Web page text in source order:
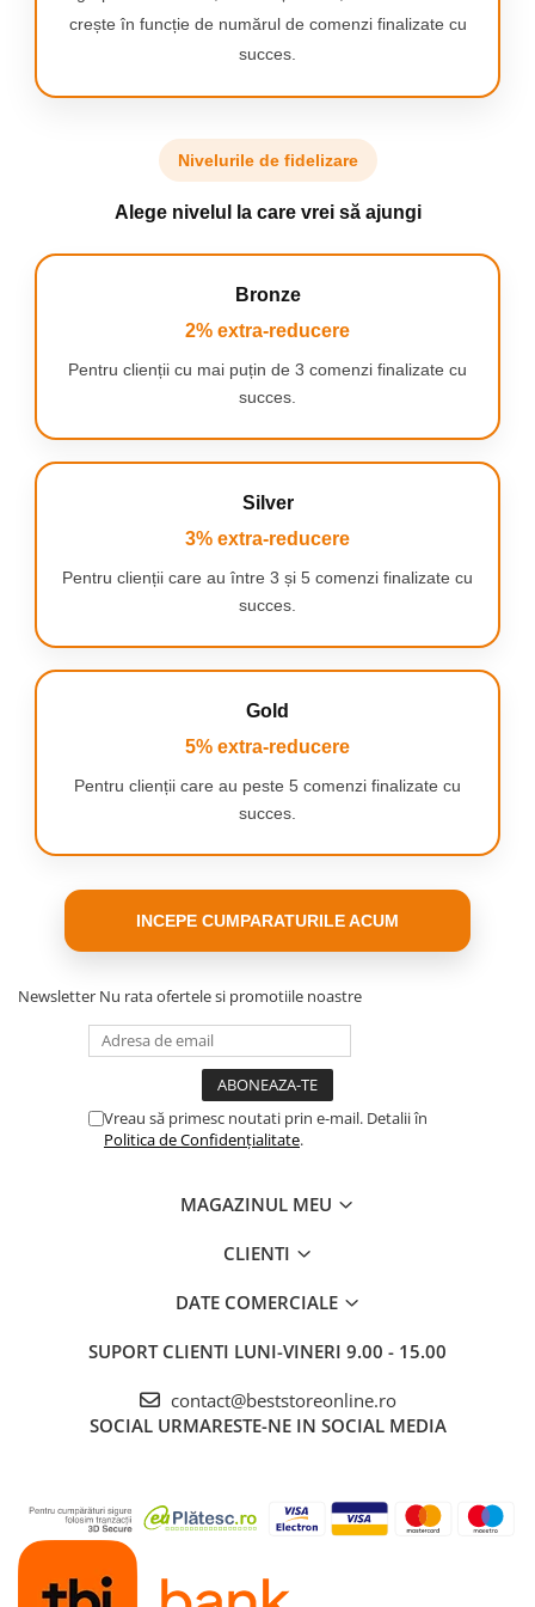
ÎNLOCUIȚI O DATĂ LA 3
Medicii dentiști recomandă
schimbarea capătului de
PERI CARE ÎȘI SCHIMBĂ
semnala când trebuie
înlocuite pentru a maximiza
curățarea.
CULOARE
Capetele de periaj Oral-B de
schimbă culoarea pentru a
înlocuite pentru a maximiza
curățarea.
EXCLUSIV PENTRU
MÂNERELE ORAL-B iO
Obțineți o curățare
periaj exclusiv pentru periuța
crește în funcție de numărul de comenzi finalizate cu
succes.
Nivelurile de fidelizare
Alege nivelul la care vrei să ajungi
Bronze
2% extra-reducere
Pentru clienții cu mai puțin de 3 comenzi finalizate cu
succes.
Silver
3% extra-reducere
Pentru clienții care au între 3 și 5 comenzi finalizate cu
succes.
Gold
5% extra-reducere
Pentru clienții care au peste 5 comenzi finalizate cu
succes.
INCEPE CUMPARATURILE ACUM
Newsletter Nu rata ofertele si promotiile noastre
Vreau să primesc noutati prin e-mail. Detalii în
Politica de Confidențialitate.
MAGAZINUL MEU
CLIENTI
DATE COMERCIALE
SUPORT CLIENTI LUNI-VINERI 9.00 - 15.00
contact@beststoreonline.ro
SOCIAL URMARESTE-NE IN SOCIAL MEDIA